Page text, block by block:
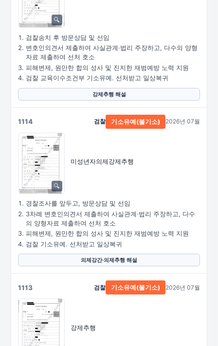
검찰송치 후 방문상담 및 선임
변호인의견서 제출하여 사실관계·법리 주장하고, 다수의 양형
자료 제출하여 선처 호소
피해변제, 원만한 합의 성사 및 진지한 재범예방 노력 지원
검찰 교육이수조건부 기소유예. 선처받고 일상복귀
강제추행 해설
1114
미성년자의제강제추행
검찰 기소유예(불기소) 2026년 07월
경찰조사를 앞두고, 방문상담 및 선임
3차례 변호인의견서 제출하여 사실관계·법리 주장하고, 다수
의 양형자료 제출하여 선처 호소
피해변제, 원만한 합의 성사 및 진지한 재범예방 노력 지원
검찰 기소유예. 선처받고 일상복귀
의제강간·의제추행 해설
1113
강제추행
검찰 기소유예(불기소) 2026년 07월